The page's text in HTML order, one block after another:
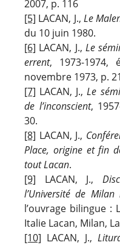
2007, p. 116
[5] LACAN, J., Le
du 10 juin 1980.
[6] LACAN, J., Le
errent, 1973-1974,
novembre 1973, p.
[7] LACAN, J.,Le
de l’inconscient,
30.
[8] LACAN, J.,
Place, origine et fin
tout Lacan.
[9] LACAN, J.,
l’Université de
l’ouvrage bilingue :
Italie Lacan, Milan,
[10] LACAN, J.,